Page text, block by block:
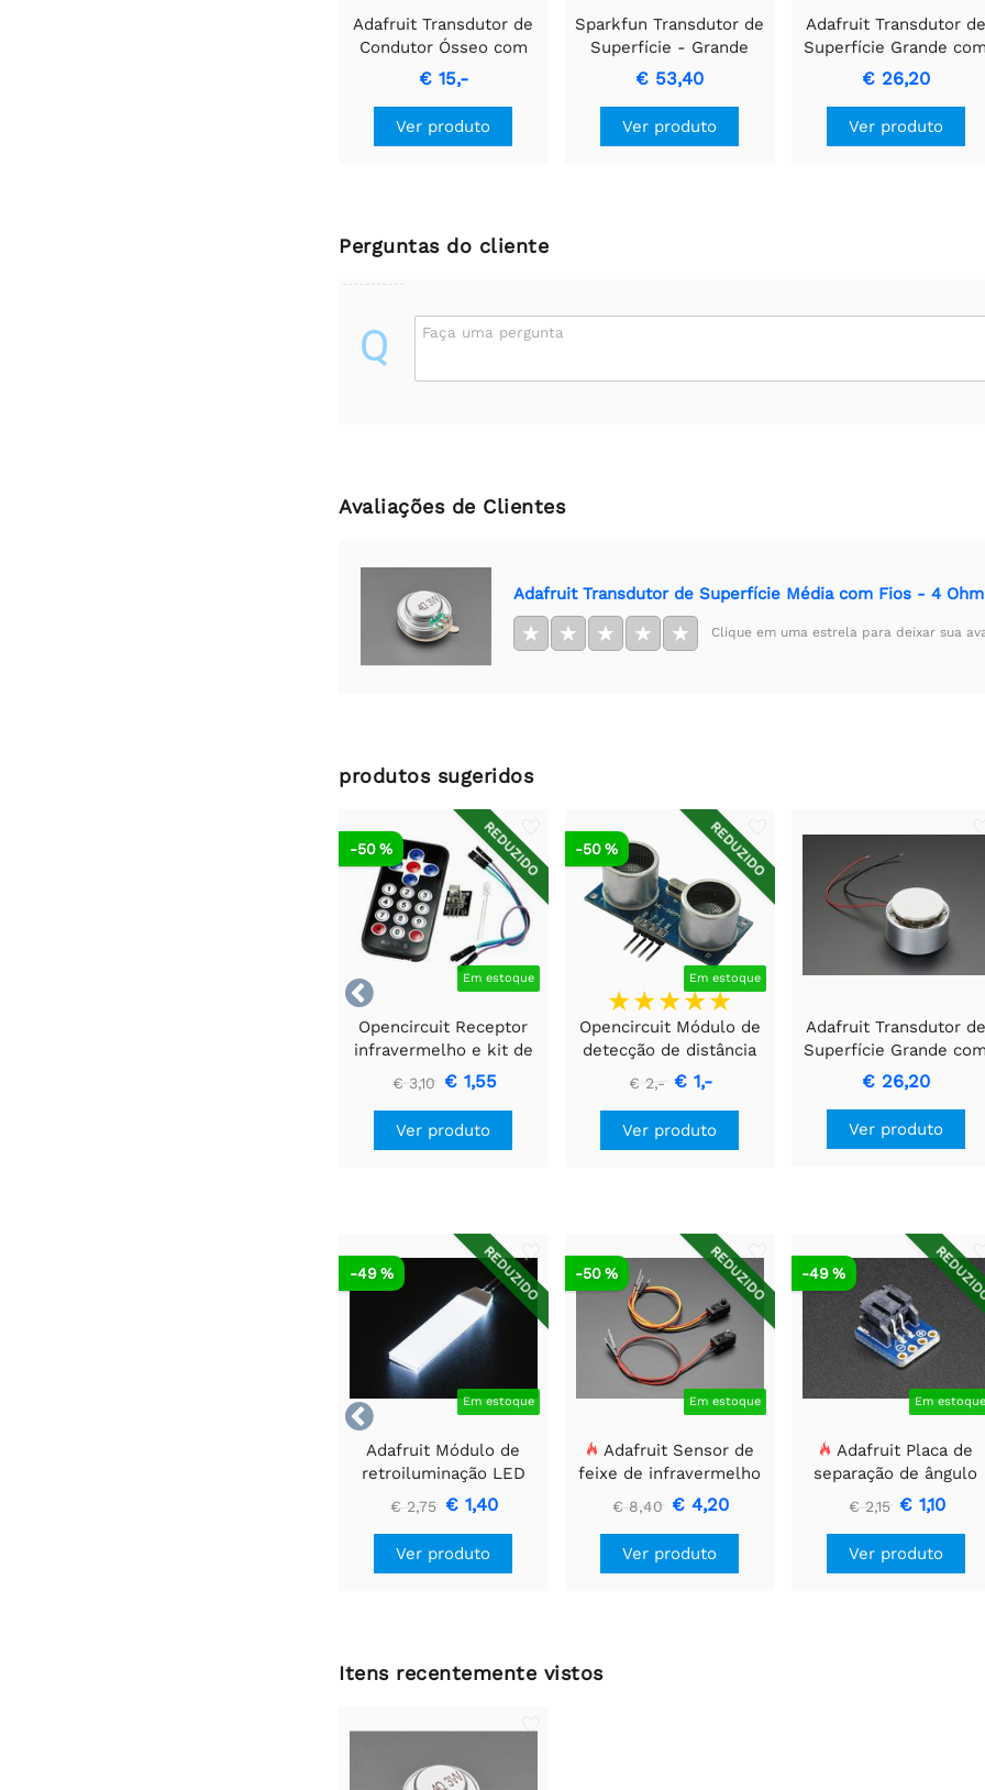
Adafruit Transdutor de
Condutor Ósseo com
Fios - 8 Ohm 1 Watt
€ 15,-
Ver produto
Sparkfun Transdutor de
Superfície - Grande
€ 53,40
Ver produto
Adafruit Transdutor de
Superfície Grande
Fios - 4 Ohm 5 Watt
€ 26,20
Ver produto
Perguntas do cliente
Q Faça uma pergunta
Avaliações de Clientes
Adafruit Transdutor de Superfície Média com Fios - 4
★ ★ ★ ★ ★ Clique em uma estrela para deixar sua
produtos sugeridos

REDUZIDO
Em estoque
-50 %
Opencircuit Receptor
infravermelho e kit de
controle remoto
€ 3,10 € 1,55
Ver produto
REDUZIDO
Em estoque
-50 %
Opencircuit Módulo de
detecção de distância
ultrassônica HC-SR04
€ 2,- € 1,-
Ver produto
Adafruit Transdutor de
Superfície Grande
Fios - 4 Ohm 5 Watt
€ 26,20
Ver produto

REDUZIDO
Em estoque
-49 %
Adafruit Módulo de
retroiluminação LED
branco - Pequeno 12
mm x 40 mm
€ 2,75 € 1,40
Ver produto
REDUZIDO
Em estoque
-50 %
Adafruit Sensor de
feixe de infravermelho
com extremidades de
cabeçalho de fio
premium - LEDs de 5
mm
€ 8,40 € 4,20
Ver produto
Em
-49 %
Adafruit Placa de
separação de ângulo
reto JST-PH 2 pinos
€ 2,15 € 1,10
Ver produto
Itens recentemente vistos